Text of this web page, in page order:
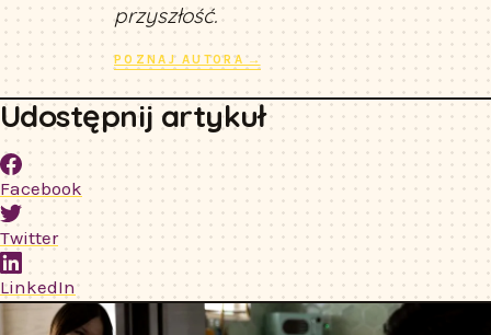
przyszłość.
POZNAJ AUTORA →
Udostępnij artykuł
Facebook
Twitter
LinkedIn